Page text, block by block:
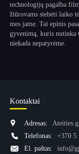
technologijų pagalba
žiūrovams stebėti laiko
mes jame. Tai epinis
gyvenimą, kuris
niekada nepatyrėme.
Kontaktai
Adresas:
Ateities
Telefonas:
+370 5
El. paštas: